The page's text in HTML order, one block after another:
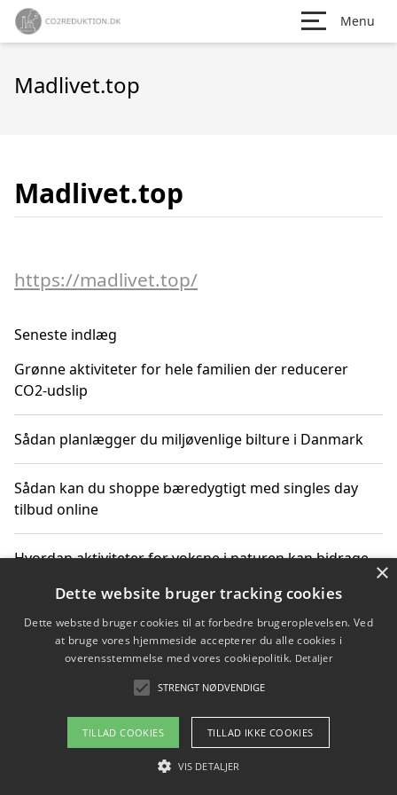
Menu
Madlivet.top
Madlivet.top
https://madlivet.top/
Seneste indlæg
Grønne aktiviteter for hele familien der reducerer
CO2-udslip
Sådan planlægger du miljøvenlige bilture i Danmark
Sådan kan du shoppe bæredygtigt med singles day
tilbud online
Hvordan aktiviteter for voksne i naturen kan bidrage
Sådan planlægger du dine vigtige datoer for CO2-
reduktion
Copyright 2026 - Pilanto Aps
Om / kontakt
×
Dette website bruger tracking cookies
Dette websted bruger cookies til at forbedre brugeroplevelsen. Ved
at bruge vores hjemmeside accepterer du alle cookies i
overensstemmelse med vores cookiepolitik. Detaljer
STRENGT NØDVENDIGE
TILLAD COOKIES TILLAD IKKE COOKIES
VIS DETALJER